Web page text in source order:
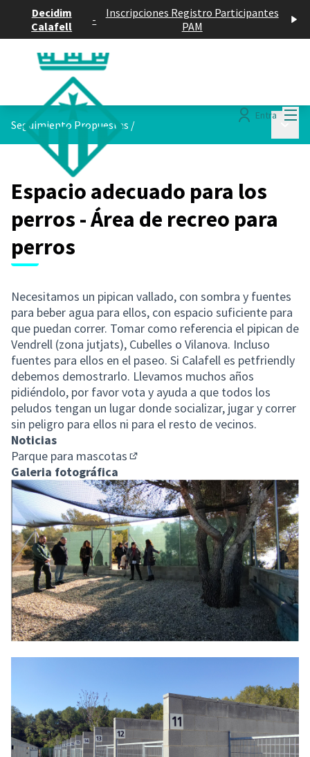
Decidim
Calafell
-
Inscripciones Registro Participantes
PAM
Entra
Seguimiento Propuestas /
Espacio adecuado para los
perros - Área de recreo para
perros
Necesitamos un pipican vallado, con sombra y fuentes
para beber agua para ellos, con espacio suficiente para
que puedan correr. Tomar como referencia el pipican de
Vendrell (zona jutjats), Cubelles o Vilanova. Incluso
fuentes para ellos en el paseo. Si Calafell es petfriendly
debemos demostrarlo. Llevamos muchos años
pidiéndolo, por favor vota y ayuda a que todos los
peludos tengan un lugar donde socializar, jugar y correr
sin peligro para ellos ni para el resto de vecinos.
Noticias
Parque para mascotas
Galeria fotográfica